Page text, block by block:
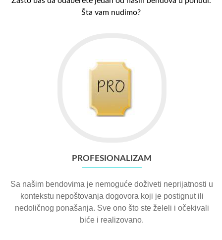
Šta vam nudimo?
PROFESIONALIZAM
Sa našim bendovima je nemoguće doživeti neprijatnosti u
kontekstu nepoštovanja dogovora koji je postignut ili
nedoličnog ponašanja. Sve ono što ste želeli i očekivali
biće i realizovano.